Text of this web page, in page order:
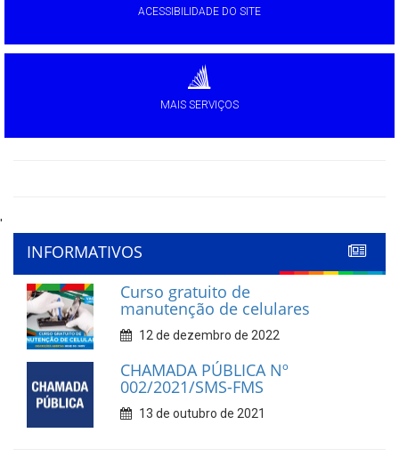
ACESSIBILIDADE DO SITE
MAIS SERVIÇOS
'
INFORMATIVOS
Curso gratuito de
manutenção de celulares
12 de dezembro de 2022
CHAMADA PÚBLICA Nº
002/2021/SMS-FMS
13 de outubro de 2021